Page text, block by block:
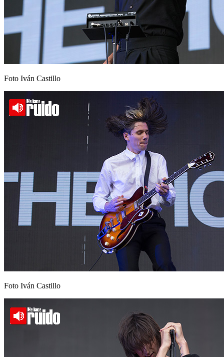
Foto Iván Castillo
Foto Iván Castillo